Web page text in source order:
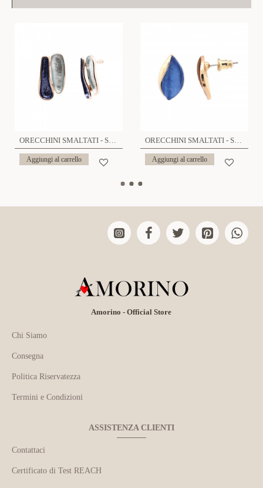
ORECCHINI SMALTATI - SW2336E119
Aggiungi al carrello
ORECCHINI SMALTATI - SW2332E716
Aggiungi al carrello
Amorino - Official Store
Chi Siamo
Consegna
Politica Riservatezza
Termini e Condizioni
ASSISTENZA CLIENTI
Contattaci
Certificato di Test REACH